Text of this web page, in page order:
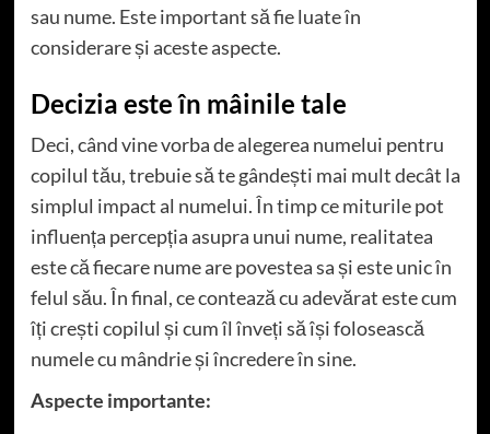
sau nume. Este important să fie luate în
considerare și aceste aspecte.
Decizia este în mâinile tale
Deci, când vine vorba de alegerea numelui pentru
copilul tău, trebuie să te gândești mai mult decât la
simplul impact al numelui. În timp ce miturile pot
influența percepția asupra unui nume, realitatea
este că fiecare nume are povestea sa și este unic în
felul său. În final, ce contează cu adevărat este cum
îți crești copilul și cum îl înveți să își folosească
numele cu mândrie și încredere în sine.
Aspecte importante: